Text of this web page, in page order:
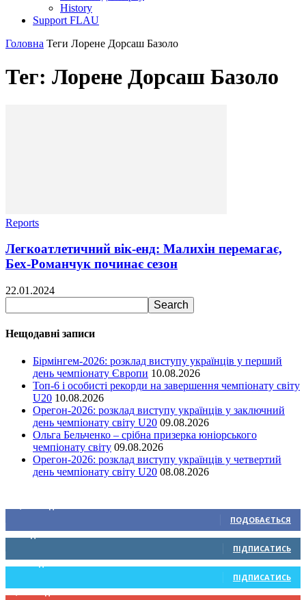
History
Support FLAU
Головна Теги Лорене Дорсаш Базоло
Тег: Лорене Дорсаш Базоло
Reports
Легкоатлетичний вік-енд: Малихін перемагає,
Бех-Романчук починає сезон
22.01.2024
Нещодавні записи
Бірмінгем-2026: розклад виступу українців у перший
день чемпіонату Європи 10.08.2026
Топ-6 і особисті рекорди на завершення чемпіонату світу
U20 10.08.2026
Орегон-2026: розклад виступу українців у заключний
день чемпіонату світу U20 09.08.2026
Ольга Бельченко – срібна призерка юніорського
чемпіонату світу 09.08.2026
Орегон-2026: розклад виступу українців у четвертий
день чемпіонату світу U20 08.08.2026
ПОДОБАЄТЬСЯ
ПІДПИСАТИСЬ
ПІДПИСАТИСЬ